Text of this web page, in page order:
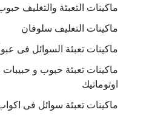
ماكينات التعبئة والتغليف
ماكينات التغليف سلوفان
ماكينات تعبئة السوائل فى
ماكينات تعبئة حبوب و
اوتوماتيك
ماكينات تعبئة سوائل فى